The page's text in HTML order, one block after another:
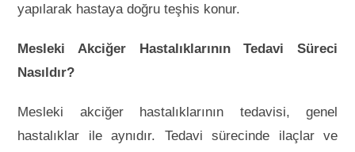
yapılarak hastaya doğru teşhis konur.
Mesleki Akciğer Hastalıklarının Tedavi Süreci
Nasıldır?
Mesleki akciğer hastalıklarının tedavisi, genel
hastalıklar ile aynıdır. Tedavi sürecinde ilaçlar ve